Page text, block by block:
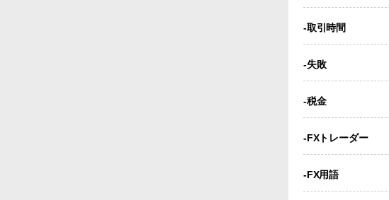
-取引時間
-失敗
-税金
-FXトレーダー
-FX用語